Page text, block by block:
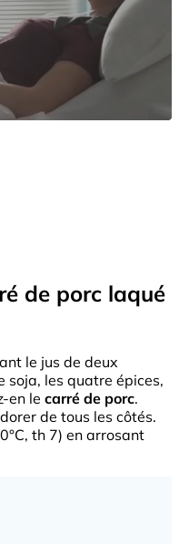
de porc laqué
le jus de deux
soja, les quatre épices,
en le carré de porc.
de tous les côtés.
th 7) en arrosant